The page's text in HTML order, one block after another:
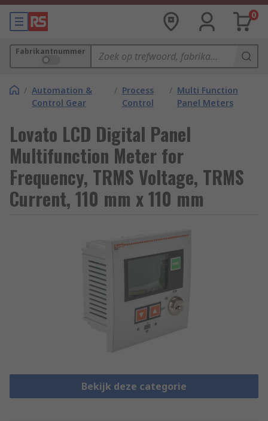
0
Fabrikantnummer
/ Automation &
Control Gear
/ Process
Control
/ Multi Function
Panel Meters
Lovato LCD Digital Panel
Multifunction Meter for
Frequency, TRMS Voltage, TRMS
Current, 110 mm x 110 mm
Bekijk deze categorie